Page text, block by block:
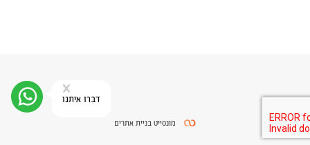
מונסייט בניית אתרים
סגירה
x
דברו איתנו